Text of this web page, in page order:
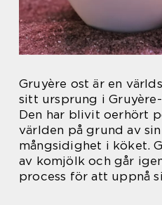
Gruyère ost är en
sitt ursprung i
Den har blivit oerhört
världen på grund av
mångsidighet i köket.
av komjölk och går
process för att uppnå